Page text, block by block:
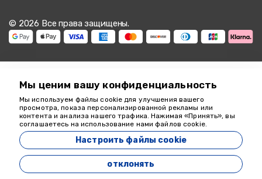
© 2026 Все права защищены.
18349
Zeyvona Travel - 18349
Мы ценим вашу конфиденциальность
Мы используем файлы cookie для улучшения вашего
просмотра, показа персонализированной рекламы или
контента и анализа нашего трафика. Нажимая «Принять», вы
соглашаетесь на использование нами файлов cookie.
Настроить файлы cookie
отклонять
Мы здесь, чтобы
помочь